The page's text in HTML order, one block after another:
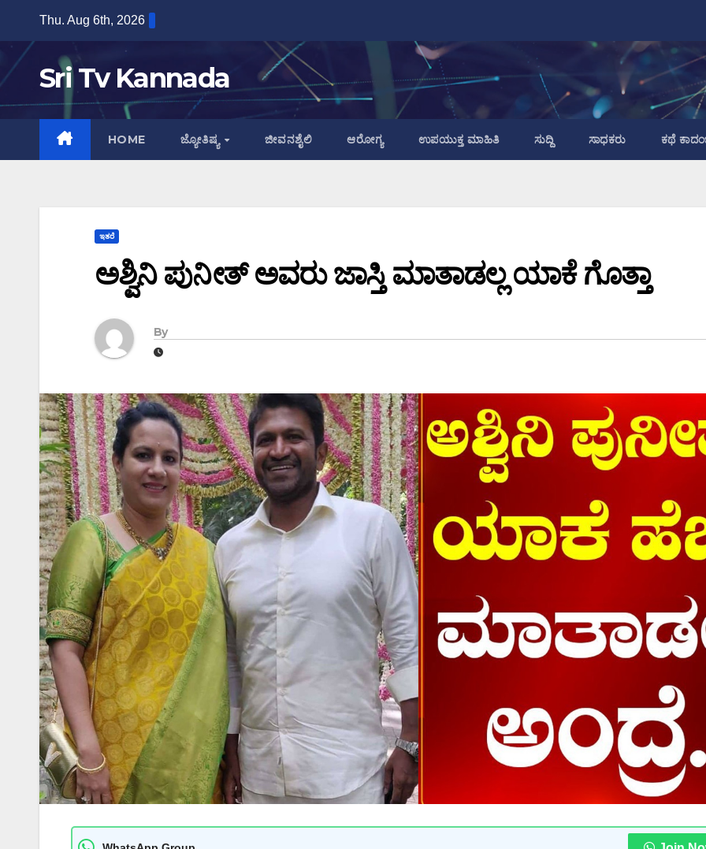
content
Thu. Aug 6th, 2026
Sri Tv Kannada
HOME ಜ್ಯೋತಿಷ್ಯ ಜೀವನಶೈಲಿ ಆರೋಗ್ಯ ಉಪಯುಕ್ತ ಮಾಹಿತಿ ಸುದ್ದಿ ಸಾಧಕರು ಕಥೆ
ಇತರೆ
ಅಶ್ವಿನಿ ಪುನೀತ್ ಅವರು ಜಾಸ್ತಿ ಮಾತಾಡಲ್ಲ ಯಾಕೆ ಗೊತ್ತಾ
By